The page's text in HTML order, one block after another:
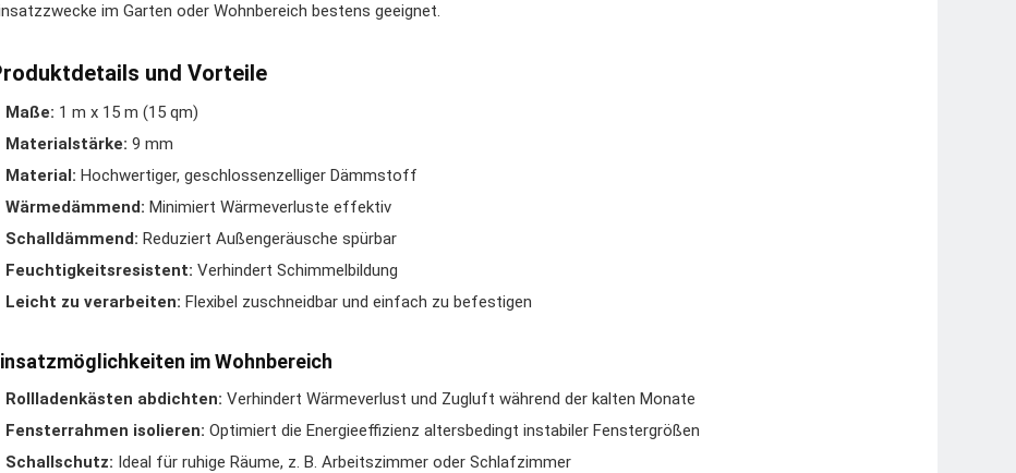
im Garten oder Wohnbereich bestens geeignet.
und Vorteile
Maße: 1 m x 15 m (15 qm)
Materialstärke: 9 mm
Material: Hochwertiger, geschlossenzelliger Dämmstoff
Wärmedämmend: Minimiert Wärmeverluste effektiv
Schalldämmend: Reduziert Außengeräusche spürbar
Feuchtigkeitsresistent: Verhindert Schimmelbildung
Leicht zu verarbeiten: Flexibel zuschneidbar und einfach zu befestigen
im Wohnbereich
Rollladenkästen abdichten: Verhindert Wärmeverlust und Zugluft während der kalten Monate
Fensterrahmen isolieren: Optimiert die Energieeffizienz altersbedingt instabiler Fenstergrößen
Schallschutz: Ideal für ruhige Räume, z. B. Arbeitszimmer oder Schlafzimmer